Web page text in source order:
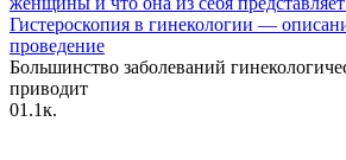
Гистероскопия в гинекологии —
проведение
Большинство заболеваний
приводит
01.1к.